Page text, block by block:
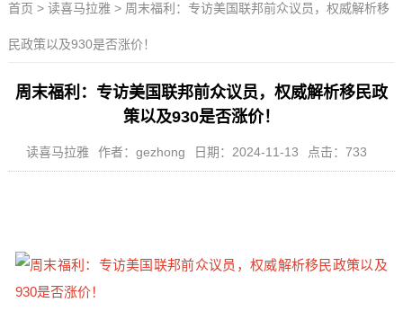
首页 > 读喜马拉雅> 周末福利：专访美国联邦前众议员，权威解析移
民政策以及930是否涨价！
周末福利：专访美国联邦前众议员，权威解析移民政
策以及930是否涨价！
读喜马拉雅 作者：gezhong 日期：2024-11-13 点击：733